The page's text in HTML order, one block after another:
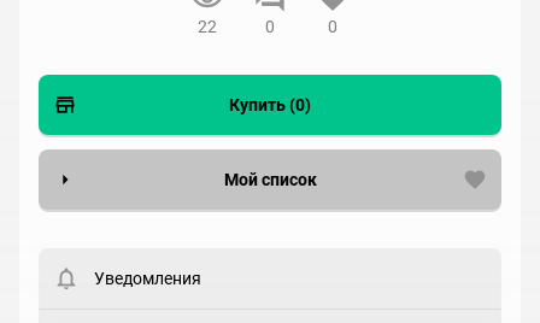
22 0 0
Купить (0)
Мой список
Статус
Уведомления